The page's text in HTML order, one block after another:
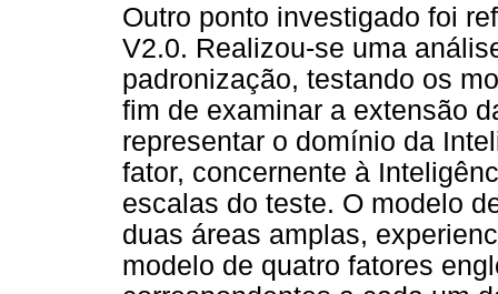
Outro ponto investigado foi
V2.0. Realizou-se uma
padronização, testando os
fim de examinar a extensão
representar o domínio da
fator, concernente à
escalas do teste. O modelo
duas áreas amplas,
modelo de quatro fatores